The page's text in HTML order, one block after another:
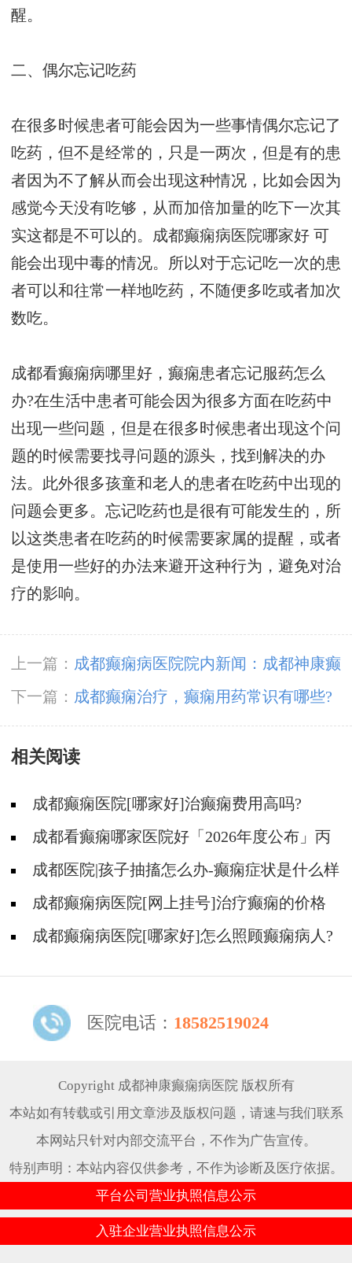
醒。
二、偶尔忘记吃药
在很多时候患者可能会因为一些事情偶尔忘记了
吃药，但不是经常的，只是一两次，但是有的患
者因为不了解从而会出现这种情况，比如会因为
感觉今天没有吃够，从而加倍加量的吃下一次其
实这都是不可以的。 成都癫痫病医院哪家好 可
能会出现中毒的情况。所以对于忘记吃一次的患
者可以和往常一样地吃药，不随便多吃或者加次
数吃。
成都看癫痫病哪里好，癫痫患者忘记服药怎么
办?在生活中患者可能会因为很多方面在吃药中
出现一些问题，但是在很多时候患者出现这个问
题的时候需要找寻问题的源头，找到解决的办
法。此外很多孩童和老人的患者在吃药中出现的
问题会更多。忘记吃药也是很有可能发生的，所
以这类患者在吃药的时候需要家属的提醒，或者
是使用一些好的办法来避开这种行为，避免对治
疗的影响。
上一篇： 成都癫痫病医院院内新闻：成都神康癫
痫医院特邀专家陈葵教授参加《第五届CAAE癫
痫共患病学术会议》
下一篇： 成都癫痫治疗，癫痫用药常识有哪些?
相关阅读
成都癫痫医院[哪家好]治癫痫费用高吗?
成都看癫痫哪家医院好「2026年度公布」丙
戊酸钠常见的不良反应有哪些?
成都医院|孩子抽搐怎么办-癫痫症状是什么样
的?成都癫痫病医院[网上挂号]治疗癫痫的价格
是多少?
成都癫痫病医院[哪家好]怎么照顾癫痫病人?
医院电话： 18582519024
Copyright 成都神康癫痫病医院 版权所有
本站如有转载或引用文章涉及版权问题，请速与我们联系
本网站只针对内部交流平台，不作为广告宣传。
特别声明：本站内容仅供参考，不作为诊断及医疗依据。
平台公司营业执照信息公示
入驻企业营业执照信息公示